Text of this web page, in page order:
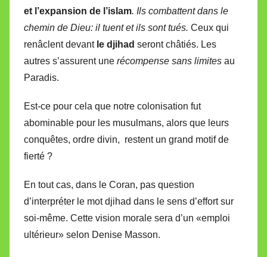
et l’expansion de l’islam. Ils combattent dans le
chemin de Dieu: il tuent et ils sont tués. Ceux qui
renâclent devant le djihad seront châtiés. Les
autres s’assurent une récompense sans limites au
Paradis.
Est-ce pour cela que notre colonisation fut
abominable pour les musulmans, alors que leurs
conquêtes, ordre divin, restent un grand motif de
fierté ?
En tout cas, dans le Coran, pas question
d’interpréter le mot djihad dans le sens d’effort sur
soi-même. Cette vision morale sera d’un «emploi
ultérieur» selon Denise Masson.